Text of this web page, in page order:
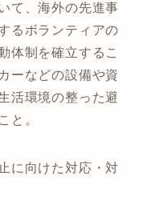
て、海外の先進事
るボランティアの
体制を確立するこ
ーなどの設備や資
活環境の整った避
と。
に向けた対応・対